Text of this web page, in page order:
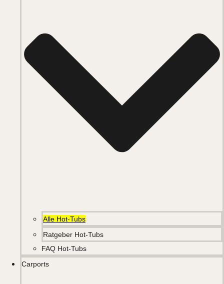
Alle Hot-Tubs
Ratgeber Hot-Tubs
FAQ Hot-Tubs
Carports